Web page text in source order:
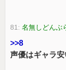
81:名無しどんぶ
>>8
声優はギャラ